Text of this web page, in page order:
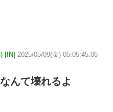
[IN] 2025/05/09(金) 05:05:45.06
んて壊れるよ